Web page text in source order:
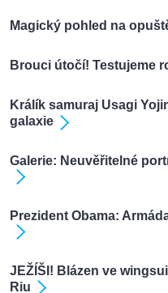
Magický pohled na
Brouci útočí! Testujeme
Králík samuraj Usagi
galaxie
Galerie: Neuvěřitelné
Prezident Obama:
JEŽÍŠI! Blázen ve
Riu